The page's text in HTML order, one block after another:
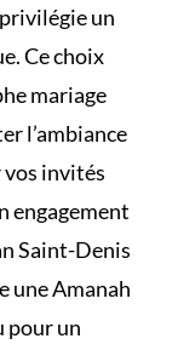
un
Ce choix
mariage
l’ambiance
vos invités
engagement
Saint-Denis
une Amanah
pour un